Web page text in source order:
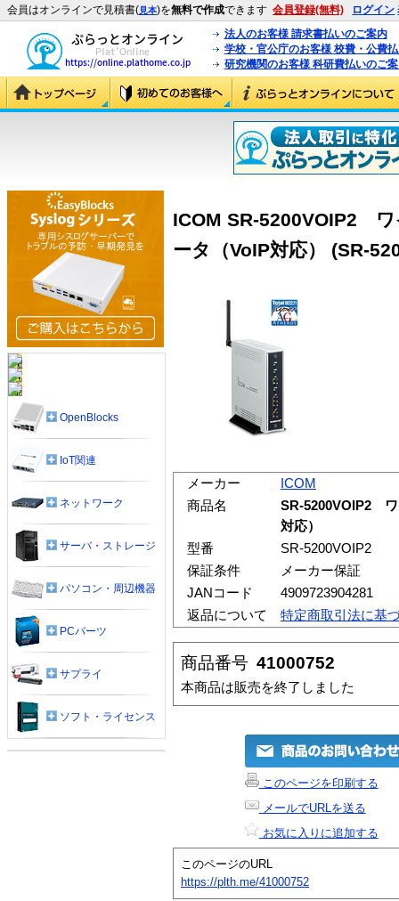
会員はオンラインで見積書(見本)を無料で作成できます 会員登録(無料) ログイン
法人のお客様 請求書払いのご案内
学校・官公庁のお客様 校費・公費
研究機関のお客様 科研費払いのご
ICOM SR-5200VOIP2
ータ（VoIP対応） (SR-
メーカー
ICOM
商品名
SR-5200VOIP2 ワ
対応）
型番
SR-5200VOIP2
保証条件
メーカー保証
JANコード
4909723904281
返品について
特定商取引法に基
商品番号 41000752
本商品は販売を終了しました
このページを印刷する
メールでURLを送る
お気に入りに追加する
このページのURL
https://plth.me/41000752
OpenBlocks
IoT関連
ネットワーク
サーバ・ストレージ
パソコン・周辺機器
PCパーツ
サプライ
ソフト・ライセンス